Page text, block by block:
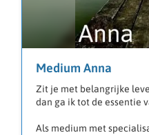
Medium Anna
Zit je met belangrijke
dan ga ik tot de essentie
Als medium met